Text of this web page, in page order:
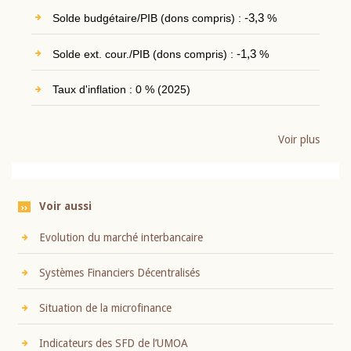
Solde budgétaire/PIB (dons compris) : -3,3%
Solde ext. cour./PIB (dons compris) : -1,3%
Taux d'inflation : 0 % (2025)
Voir plus
Voir aussi
Evolution du marché interbancaire
Systèmes Financiers Décentralisés
Situation de la microfinance
Indicateurs des SFD de l’UMOA